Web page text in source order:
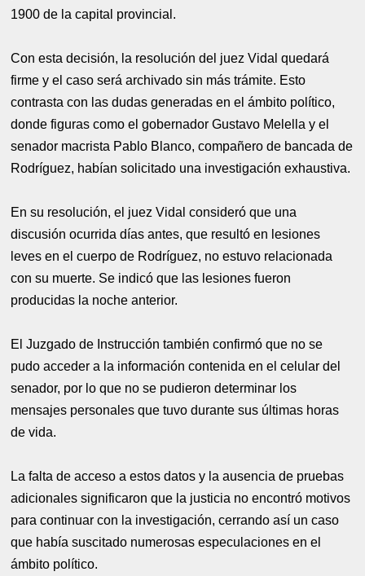
1900 de la capital provincial.
Con esta decisión, la resolución del juez Vidal quedará
firme y el caso será archivado sin más trámite. Esto
contrasta con las dudas generadas en el ámbito político,
donde figuras como el gobernador Gustavo Melella y el
senador macrista Pablo Blanco, compañero de bancada de
Rodríguez, habían solicitado una investigación exhaustiva.
En su resolución, el juez Vidal consideró que una
discusión ocurrida días antes, que resultó en lesiones
leves en el cuerpo de Rodríguez, no estuvo relacionada
con su muerte. Se indicó que las lesiones fueron
producidas la noche anterior.
El Juzgado de Instrucción también confirmó que no se
pudo acceder a la información contenida en el celular del
senador, por lo que no se pudieron determinar los
mensajes personales que tuvo durante sus últimas horas
de vida.
La falta de acceso a estos datos y la ausencia de pruebas
adicionales significaron que la justicia no encontró motivos
para continuar con la investigación, cerrando así un caso
que había suscitado numerosas especulaciones en el
ámbito político.